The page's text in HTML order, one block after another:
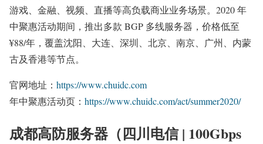
游戏、金融、视频、直播等高负载商业业务场景。2020 年
中聚惠活动期间，推出多款 BGP 多线服务器，价格低至
¥88/年，覆盖沈阳、大连、深圳、北京、南京、广州、内蒙
古及香港等节点。
官网地址： https://www.chuidc.com
年中聚惠活动页： https://www.chuidc.com/act/summer2020/
成都高防服务器（四川电信 | 100Gbps